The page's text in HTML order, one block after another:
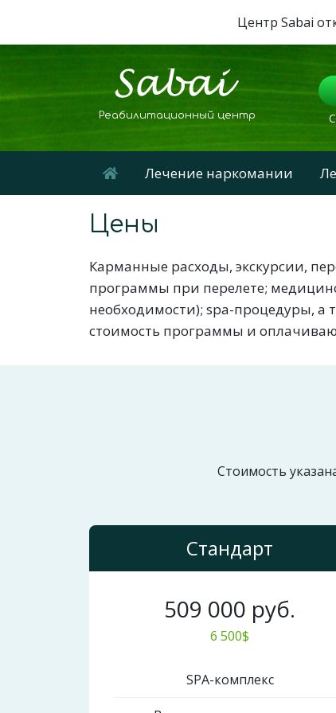
Центр Sabai
Реабилитационный центр
Лечение наркомании
Цены
Карманные расходы, экскурсии,
программы при перелете;
необходимости); spa-процедуры, а
стоимость программы и
Стоимость
Стандарт
509 000 руб.
6 500$
SPA-комплекс